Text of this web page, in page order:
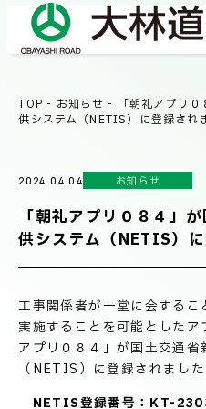
COMPANY
会社概要
社長メッ
サステナ
ネットワー
BUSINESS
事業紹介
OUR WORKS
施工事例
TOP - お知らせ -
「朝礼アプリ
供システム（NETIS）に登録され
2024.04.04 お知らせ
「朝礼アプリ０８４」
供システム（NETIS）
工事関係者が一堂に会する
実施することを可能とした
アプリ０８４」が国土交通
（NETIS）に登録されました
NETIS登録番号：KT-